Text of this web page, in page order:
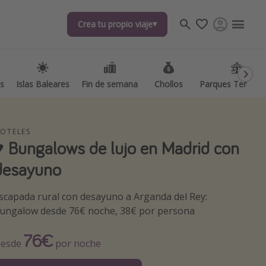
Crea tu propio viaje
Islas Baleares Fin de semana Chollos Parques
Crea tu propio viaje
Islas Baleares Fin de semana Chollos Parques
destinos
Bungalows de lujo en Madrid con
rural con desayuno a Arganda del Rey:
desde 76€ noche, 38€ por persona
76€ por noche